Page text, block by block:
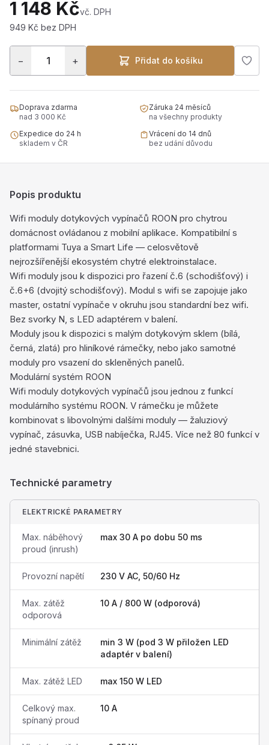
1 148 Kčvč. DPH
949 Kč bez DPH
− + Přidat do košíku
Doprava zdarma
nad 3 000 Kč
Záruka 24 měsíců
na všechny produkty
Expedice do 24 h
skladem v ČR
Vrácení do 14 dnů
bez udání důvodu
Popis produktu
Wifi moduly dotykových vypínačů ROON pro chytrou
domácnost ovládanou z mobilní aplikace. Kompatibilní s
platformami Tuya a Smart Life — celosvětově
nejrozšířenější ekosystém chytré elektroinstalace.
Wifi moduly jsou k dispozici pro řazení č.6 (schodišťový) i
č.6+6 (dvojitý schodišťový). Modul s wifi se zapojuje jako
master, ostatní vypínače v okruhu jsou standardní bez wifi.
Bez svorky N, s LED adaptérem v balení.
Moduly jsou k dispozici s malým dotykovým sklem (bílá,
černá, zlatá) pro hliníkové rámečky, nebo jako samotné
moduly pro vsazení do skleněných panelů.
Modulární systém ROON
Wifi moduly dotykových vypínačů jsou jednou z funkcí
modulárního systému ROON. V rámečku je můžete
kombinovat s libovolnými dalšími moduly — žaluziový
vypínač, zásuvka, USB nabíječka, RJ45. Více než 80 funkcí v
jedné stavebnici.
Technické parametry
ELEKTRICKÉ PARAMETRY
Max. náběhový
proud (inrush)
max 30 A po dobu 50 ms
Provozní napětí 230 V AC, 50/60 Hz
Max. zátěž
odporová
10 A / 800 W (odporová)
Minimální zátěž
min 3 W (pod 3 W přiložen LED
adaptér v balení)
Max. zátěž LED max 150 W LED
Celkový max.
spínaný proud
10 A